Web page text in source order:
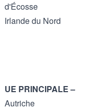
d'Écosse
Irlande du Nord
UE PRINCIPALE –
Autriche